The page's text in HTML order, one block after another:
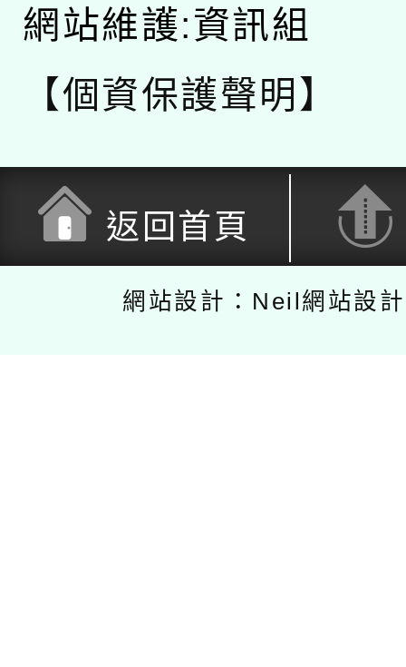
網站維護:資訊組
【個資保護聲明】
返回首頁
網站設計：Neil網站設